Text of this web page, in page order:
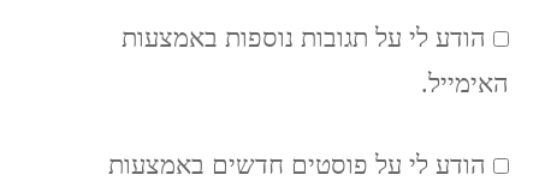
הודע לי על תגובות נוספות באמצעות
האימייל.
הודע לי על פוסטים חדשים באמצעות